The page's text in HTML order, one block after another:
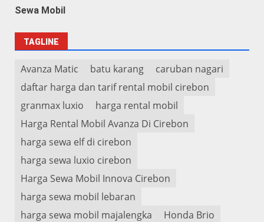
Sewa Mobil
TAGLINE
Avanza Matic batu karang
caruban nagari
daftar harga dan tarif rental mobil cirebon
granmax luxio
harga rental mobil
Harga Rental Mobil Avanza Di Cirebon
harga sewa elf di cirebon
harga sewa luxio cirebon
Harga Sewa Mobil Innova Cirebon
harga sewa mobil lebaran
harga sewa mobil majalengka
Honda Brio